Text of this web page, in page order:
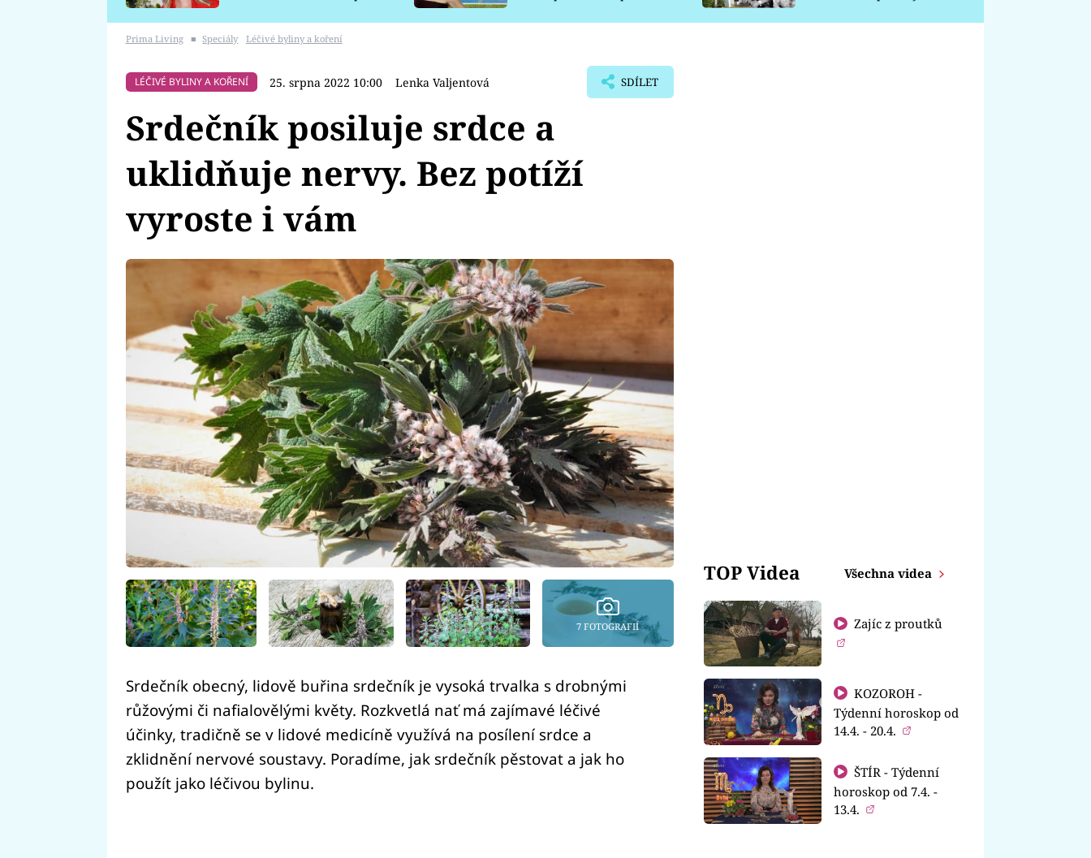
Prima Living ■ Speciály Léčivé byliny a koření
LÉČIVÉ BYLINY A KOŘENÍ 25. srpna 2022 10:00 Lenka Valjentová SDÍLET
Srdečník posiluje srdce a
uklidňuje nervy. Bez potíží
vyroste i vám
7 FOTOGRAFIÍ
Srdečník obecný, lidově buřina srdečník je vysoká trvalka s drobnými
růžovými či nafialovělými květy. Rozkvetlá nať má zajímavé léčivé
účinky, tradičně se v lidové medicíně využívá na posílení srdce a
zklidnění nervové soustavy. Poradíme, jak srdečník pěstovat a jak ho
použít jako léčivou bylinu.
TOP Videa Všechna videa
Zajíc z proutků
KOZOROH -
Týdenní horoskop od
14.4. - 20.4.
ŠTÍR - Týdenní
horoskop od 7.4. -
13.4.